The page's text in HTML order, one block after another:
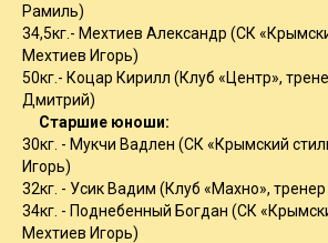
Рамиль)
34,5кг.- Мехтиев Александр (СК
Мехтиев Игорь)
50кг.- Коцар Кирилл (Клуб «Центр»,
Дмитрий)
Старшие юноши:
30кг. - Мукчи Вадлен (СК «Крымский
Игорь)
32кг. - Усик Вадим (Клуб «Махно»,
34кг. - Поднебенный Богдан (СК
Мехтиев Игорь)